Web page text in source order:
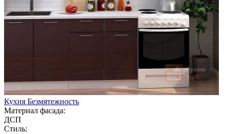
Кухня Безмятежность
Материал фасада:
ДСП
Стиль: